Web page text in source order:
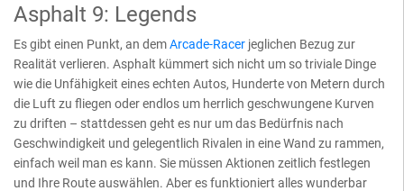
Asphalt 9: Legends
Es gibt einen Punkt, an demArcade-Racer jeglichen Bezug zur
Realität verlieren. Asphalt kümmert sich nicht um so triviale Dinge
wie die Unfähigkeit eines echten Autos, Hunderte von Metern durch
die Luft zu fliegen oder endlos um herrlich geschwungene Kurven
zu driften – stattdessen geht es nur um das Bedürfnis nach
Geschwindigkeit und gelegentlich Rivalen in eine Wand zu rammen,
einfach weil man es kann. Sie müssen Aktionen zeitlich festlegen
und Ihre Route auswählen. Aber es funktioniert alles wunderbar